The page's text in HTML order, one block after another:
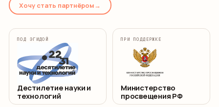
Хочу стать партнёром→
ПОД ЭГИДОЙ
Дестилетие науки и
технологий
ПРИ ПОДДЕРЖКЕ
Министерство
просвещения РФ